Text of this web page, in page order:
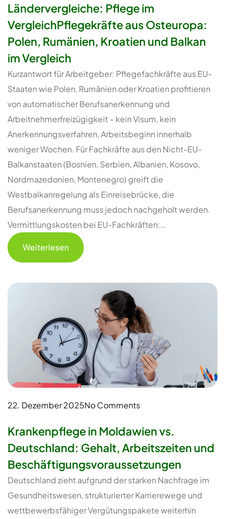
Ländervergleiche: Pflege im
VergleichPflegekräfte aus Osteuropa:
Polen, Rumänien, Kroatien und Balkan
im Vergleich
Kurzantwort für Arbeitgeber: Pflegefachkräfte aus EU-
Staaten wie Polen, Rumänien oder Kroatien profitieren
von automatischer Berufsanerkennung und
Arbeitnehmerfreizügigkeit – kein Visum, kein
Anerkennungsverfahren, Arbeitsbeginn innerhalb
weniger Wochen. Für Fachkräfte aus den Nicht-EU-
Balkanstaaten (Bosnien, Serbien, Albanien, Kosovo,
Nordmazedonien, Montenegro) greift die
Westbalkanregelung als Einreisebrücke, die
Berufsanerkennung muss jedoch nachgeholt werden.
Vermittlungskosten bei EU-Fachkräften:…
Weiterlesen
22. Dezember 2025No Comments
Krankenpflege in Moldawien vs.
Deutschland: Gehalt, Arbeitszeiten und
Beschäftigungsvoraussetzungen
Deutschland zieht aufgrund der starken Nachfrage im
Gesundheitswesen, strukturierter Karrierewege und
wettbewerbsfähiger Vergütungspakete weiterhin